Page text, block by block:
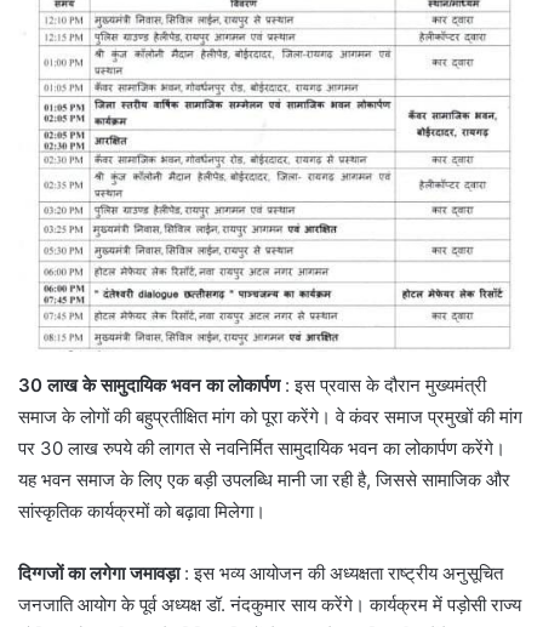
30 लाख के सामुदायिक भवन का लोकार्पण: इस प्रवास के दौरान मुख्यमंत्री
समाज के लोगों की बहुप्रतीक्षित मांग को पूरा करेंगे। वे कंवर समाज प्रमुखों की मांग
पर 30 लाख रुपये की लागत से नवनिर्मित सामुदायिक भवन का लोकार्पण करेंगे।
यह भवन समाज के लिए एक बड़ी उपलब्धि मानी जा रही है, जिससे सामाजिक और
सांस्कृतिक कार्यक्रमों को बढ़ावा मिलेगा।
दिग्गजों का लगेगा जमावड़ा: इस भव्य आयोजन की अध्यक्षता राष्ट्रीय अनुसूचित
जनजाति आयोग के पूर्व अध्यक्ष डॉ. नंदकुमार साय करेंगे। कार्यक्रम में पड़ोसी राज्य